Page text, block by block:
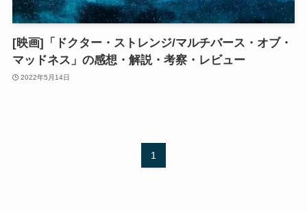
[映画]「ドクター・ストレンジ/マルチバース・オブ・
マッドネス」の感想・解説・考察・レビュー
2022年5月14日
1